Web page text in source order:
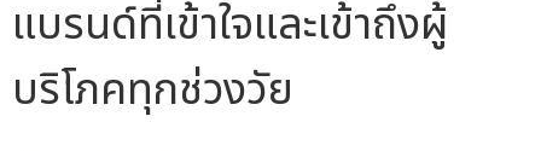
แบรนด์ที่เข้าใจและเข้าถึงผู้
บริโภคทุกช่วงวัย